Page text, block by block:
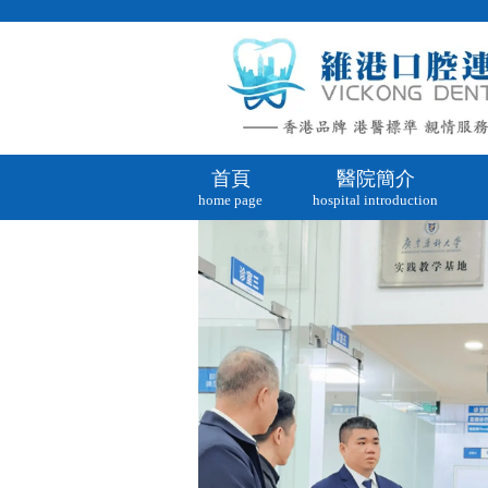
首頁
home page
醫院簡介
hospital introduction